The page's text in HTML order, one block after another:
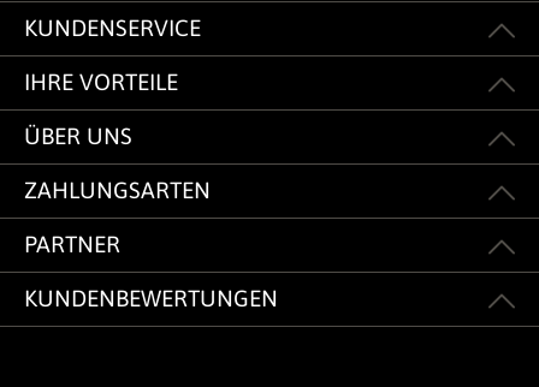
KUNDENSERVICE
IHRE VORTEILE
ÜBER UNS
ZAHLUNGSARTEN
PARTNER
KUNDENBEWERTUNGEN